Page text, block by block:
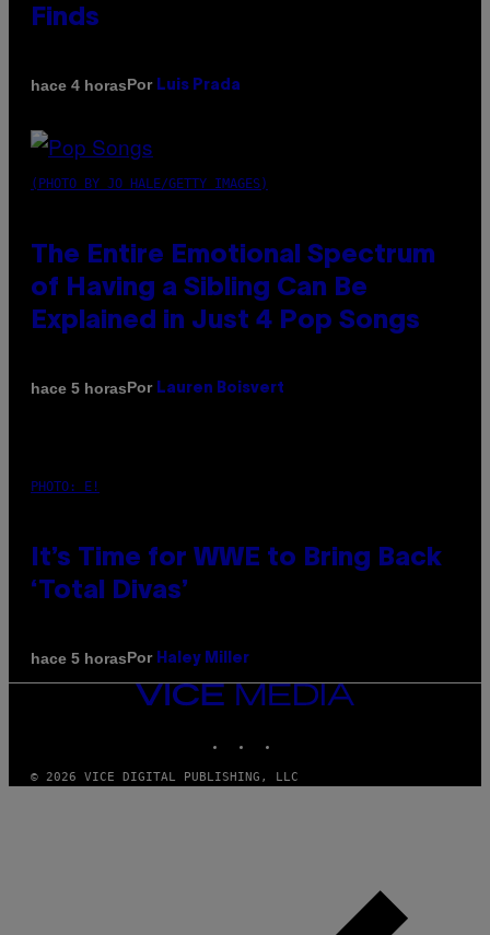
Finds
hace 4 horasPor Luis Prada
(PHOTO BY JO HALE/GETTY IMAGES)
The Entire Emotional Spectrum
of Having a Sibling Can Be
Explained in Just 4 Pop Songs
hace 5 horasPor Lauren Boisvert
PHOTO: E!
It’s Time for WWE to Bring Back
‘Total Divas’
hace 5 horasPor Haley Miller
VICE
MEDIA
© 2026 VICE DIGITAL PUBLISHING, LLC